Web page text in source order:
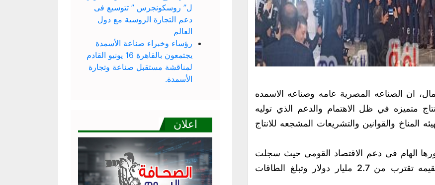
ان الصناعه المصرية عامه وصناعه الاسمده
في ظل الاهتمام والدعم الذي توليه
المناخ والقوانين والتشريعات المشجعه للانتاج
الهام فى دعم الاقتصاد القومى حيث سجلت
المركز الثاني ضمن الصادرات لعام 2022 بقيمه تقترب من 2.7 مليار دولار وتبلغ الطاقات
ل” روسكونجرس ” تتوسيع فى
دعم التجارة الروسية مع دول
العالم
رؤساء وخبراء صناعة الأسمدة
يجتمعون بالقاهرة 16 يونيو القادم
لمناقشة مستقبل صناعة وتجارة
الأسمدة.
اعلان